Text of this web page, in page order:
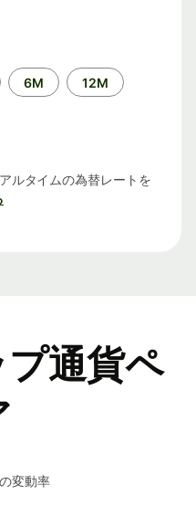
6M 12M
ルタイムの為替レートを
通貨ペ
変動率